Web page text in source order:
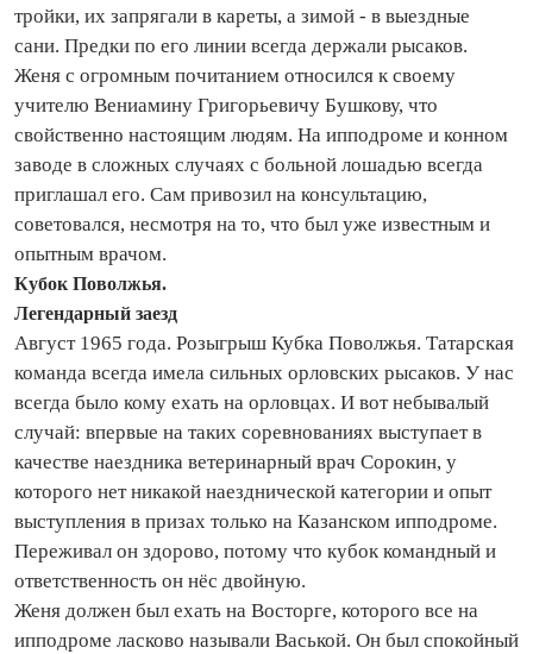
тройки, их запрягали в кареты, а зимой - в выездные
сани. Предки по его линии всегда держали рысаков.
Женя с огромным почитанием относился к своему
учителю Вениамину Григорьевичу Бушкову, что
свойственно настоящим людям. На ипподроме и конном
заводе в сложных случаях с больной лошадью всегда
приглашал его. Сам привозил на консультацию,
советовался, несмотря на то, что был уже известным и
опытным врачом.
Кубок Поволжья.
Легендарный заезд
Август 1965 года. Розыгрыш Кубка Поволжья. Татарская
команда всегда имела сильных орловских рысаков. У нас
всегда было кому ехать на орловцах. И вот небывалый
случай: впервые на таких соревнованиях выступает в
качестве наездника ветеринарный врач Сорокин, у
которого нет никакой наезднической категории и опыт
выступления в призах только на Казанском ипподроме.
Переживал он здорово, потому что кубок командный и
ответственность он нёс двойную.
Женя должен был ехать на Восторге, которого все на
ипподроме ласково называли Васькой. Он был спокойный